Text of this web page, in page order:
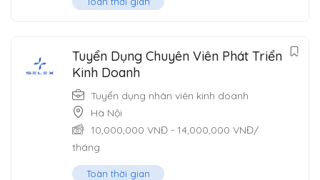
Tuyển Dụng Chuyên Viên Phát Triển
Kinh Doanh
Tuyển dụng nhân viên kinh doanh
Hà Nội
10,000,000 VNĐ - 14,000,000 VNĐ/
tháng
Toàn thời gian